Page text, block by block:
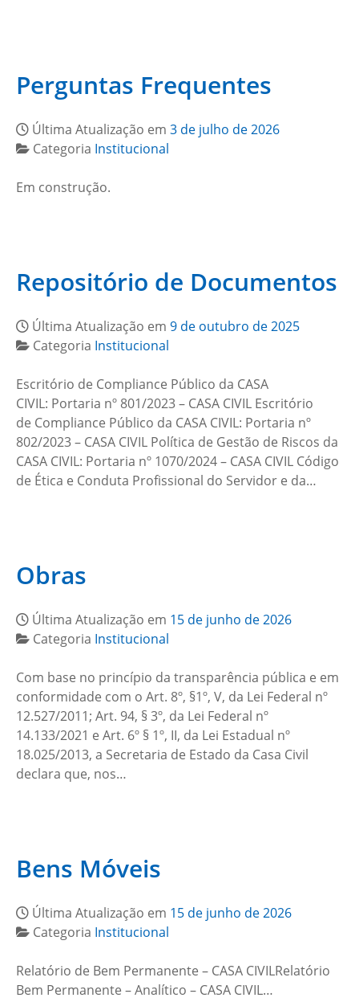
Perguntas Frequentes
Última Atualização em 3 de julho de 2026
Categoria Institucional
Em construção.
Repositório de Documentos
Última Atualização em 9 de outubro de 2025
Categoria Institucional
Escritório de Compliance Público da CASA
CIVIL: Portaria nº 801/2023 – CASA CIVIL Escritório
de Compliance Público da CASA CIVIL: Portaria nº
802/2023 – CASA CIVIL Política de Gestão de Riscos da
CASA CIVIL: Portaria nº 1070/2024 – CASA CIVIL Código
de Ética e Conduta Profissional do Servidor e da…
Obras
Última Atualização em 15 de junho de 2026
Categoria Institucional
Com base no princípio da transparência pública e em
conformidade com o Art. 8º, §1º, V, da Lei Federal nº
12.527/2011; Art. 94, § 3º, da Lei Federal nº
14.133/2021 e Art. 6º § 1º, II, da Lei Estadual nº
18.025/2013, a Secretaria de Estado da Casa Civil
declara que, nos…
Bens Móveis
Última Atualização em 15 de junho de 2026
Categoria Institucional
Relatório de Bem Permanente – CASA CIVILRelatório
Bem Permanente – Analítico – CASA CIVIL…